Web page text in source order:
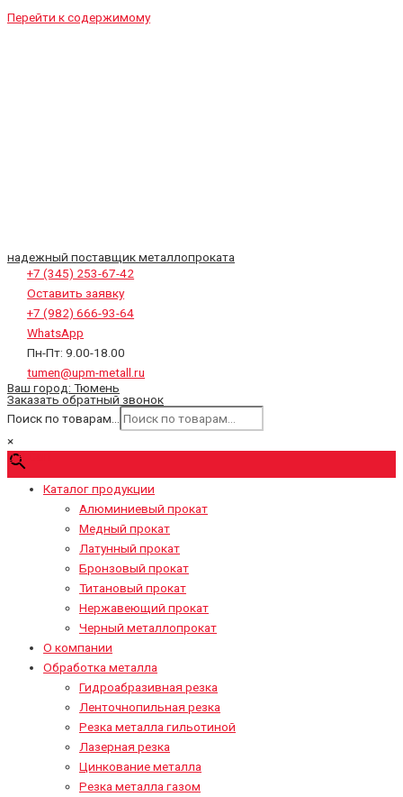
Перейти к содержимому
надежный поставщик металлопроката
+7 (345) 253-67-42
Оставить заявку
+7 (982) 666-93-64
WhatsApp
Пн-Пт: 9.00-18.00
tumen@upm-metall.ru
Ваш город: Тюмень
Заказать обратный звонок
Поиск по товарам...
×
0₽
Каталог продукции
Алюминиевый прокат
Медный прокат
Латунный прокат
Бронзовый прокат
Титановый прокат
Нержавеющий прокат
Черный металлопрокат
О компании
Обработка металла
Гидроабразивная резка
Ленточнопильная резка
Резка металла гильотиной
Лазерная резка
Цинкование металла
Резка металла газом